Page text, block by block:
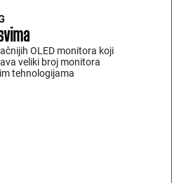
OLED monitora koji
veliki broj monitora
tehnologijama